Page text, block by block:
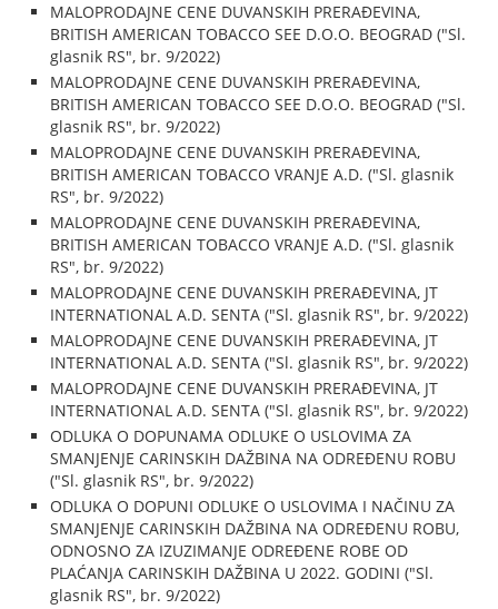
MALOPRODAJNE CENE DUVANSKIH PRERAĐEVINA,
BRITISH AMERICAN TOBACCO SEE D.O.O. BEOGRAD ("Sl.
glasnik RS", br. 9/2022)
MALOPRODAJNE CENE DUVANSKIH PRERAĐEVINA,
BRITISH AMERICAN TOBACCO SEE D.O.O. BEOGRAD ("Sl.
glasnik RS", br. 9/2022)
MALOPRODAJNE CENE DUVANSKIH PRERAĐEVINA,
BRITISH AMERICAN TOBACCO VRANJE A.D. ("Sl. glasnik
RS", br. 9/2022)
MALOPRODAJNE CENE DUVANSKIH PRERAĐEVINA,
BRITISH AMERICAN TOBACCO VRANJE A.D. ("Sl. glasnik
RS", br. 9/2022)
MALOPRODAJNE CENE DUVANSKIH PRERAĐEVINA, JT
INTERNATIONAL A.D. SENTA ("Sl. glasnik RS", br. 9/2022)
MALOPRODAJNE CENE DUVANSKIH PRERAĐEVINA, JT
INTERNATIONAL A.D. SENTA ("Sl. glasnik RS", br. 9/2022)
MALOPRODAJNE CENE DUVANSKIH PRERAĐEVINA, JT
INTERNATIONAL A.D. SENTA ("Sl. glasnik RS", br. 9/2022)
ODLUKA O DOPUNAMA ODLUKE O USLOVIMA ZA
SMANJENJE CARINSKIH DAŽBINA NA ODREĐENU ROBU
("Sl. glasnik RS", br. 9/2022)
ODLUKA O DOPUNI ODLUKE O USLOVIMA I NAČINU ZA
SMANJENJE CARINSKIH DAŽBINA NA ODREĐENU ROBU,
ODNOSNO ZA IZUZIMANJE ODREĐENE ROBE OD
PLAĆANJA CARINSKIH DAŽBINA U 2022. GODINI ("Sl.
glasnik RS", br. 9/2022)